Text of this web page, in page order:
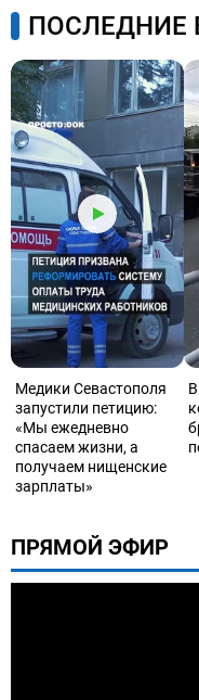
ПОСЛЕДНИЕ
Медики Севастополя
запустили петицию:
«Мы ежедневно
спасаем жизни, а
получаем нищенские
зарплаты»
ПРЯМОЙ ЭФИР